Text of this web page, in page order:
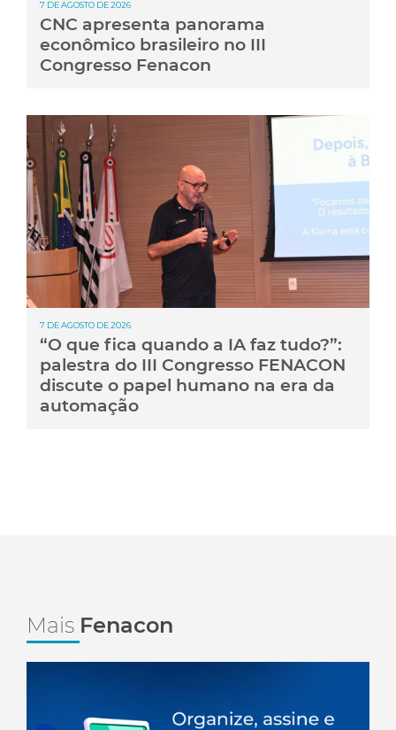
7 DE AGOSTO DE 2026
CNC apresenta panorama
econômico brasileiro no III
Congresso Fenacon
7 DE AGOSTO DE 2026
“O que fica quando a IA faz tudo?”:
palestra do III Congresso FENACON
discute o papel humano na era da
automação
Mais Fenacon